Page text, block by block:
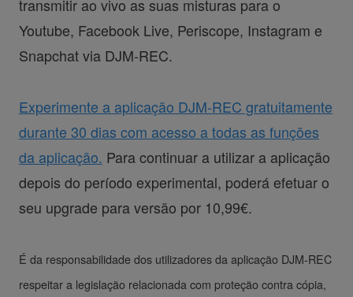
transmitir ao vivo as suas misturas para o
Youtube, Facebook Live, Periscope, Instagram e
Snapchat via DJM-REC.
Experimente a aplicação DJM-REC gratuitamente
durante 30 dias com acesso a todas as funções
da aplicação. Para continuar a utilizar a aplicação
depois do período experimental, poderá efetuar o
seu upgrade para versão por 10,99€.
É da responsabilidade dos utilizadores da aplicação DJM-REC
respeitar a legislação relacionada com proteção contra cópia,